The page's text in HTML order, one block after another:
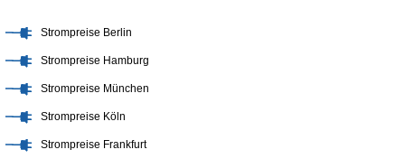
Strompreise Berlin
Strompreise Hamburg
Strompreise München
Strompreise Köln
Strompreise Frankfurt